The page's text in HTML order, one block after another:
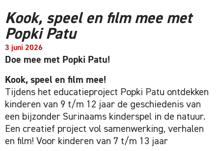
Kook, speel en film mee met
Popki Patu
3 juni 2026
Doe mee met Popki Patu!
Kook, speel en film mee!
Tijdens het educatieproject Popki Patu ontdekken
kinderen van 9 t/m 12 jaar de geschiedenis van
een bijzonder Surinaams kinderspel in de natuur.
Een creatief project vol samenwerking, verhalen
en film! Voor kinderen van 7 t/m 13 jaar